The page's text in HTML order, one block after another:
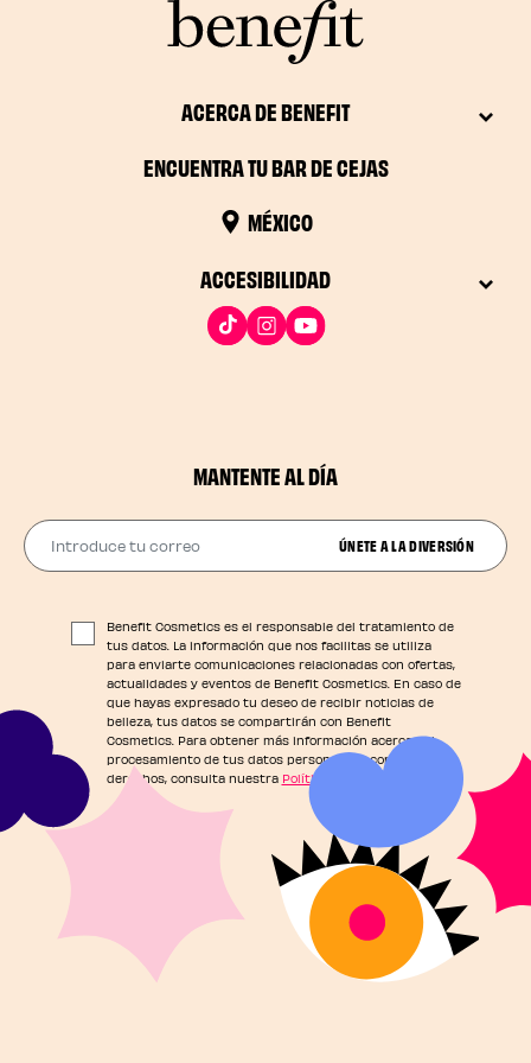
ACERCA DE BENEFIT
ENCUENTRA TU BAR DE CEJAS
MÉXICO
ACCESIBILIDAD
MANTENTE AL DÍA
Introduce tu correo
ÚNETE A LA DIVERSIÓN
Benefit Cosmetics es el responsable del tratamiento de
tus datos. La información que nos facilitas se utiliza
para enviarte comunicaciones relacionadas con ofertas,
actualidades y eventos de Benefit Cosmetics. En caso de
que hayas expresado tu deseo de recibir noticias de
belleza, tus datos se compartirán con Benefit
Cosmetics. Para obtener más información acerca del
procesamiento de tus datos personales y conocer tus
derechos, consulta nuestra Política de Privacidad